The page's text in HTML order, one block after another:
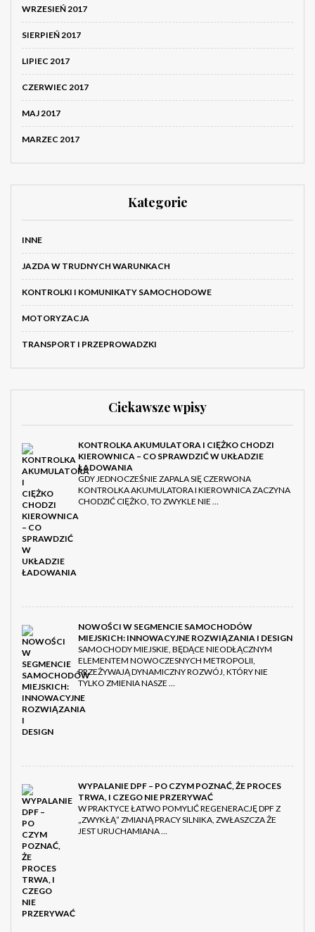
WRZESIEŃ 2017
SIERPIEŃ 2017
LIPIEC 2017
CZERWIEC 2017
MAJ 2017
MARZEC 2017
Kategorie
INNE
JAZDA W TRUDNYCH WARUNKACH
KONTROLKI I KOMUNIKATY SAMOCHODOWE
MOTORYZACJA
TRANSPORT I PRZEPROWADZKI
Ciekawsze wpisy
KONTROLKA AKUMULATORA I CIĘŻKO CHODZI
KIEROWNICA – CO SPRAWDZIĆ W UKŁADZIE
ŁADOWANIA
GDY JEDNOCZEŚNIE ZAPALA SIĘ CZERWONA
KONTROLKA AKUMULATORA I KIEROWNICA ZACZYNA
CHODZIĆ CIĘŻKO, TO ZWYKLE NIE …
NOWOŚCI W SEGMENCIE SAMOCHODÓW
MIEJSKICH: INNOWACYJNE ROZWIĄZANIA I DESIGN
SAMOCHODY MIEJSKIE, BĘDĄCE NIEODŁĄCZNYM
ELEMENTEM NOWOCZESNYCH METROPOLII,
PRZEŻYWAJĄ DYNAMICZNY ROZWÓJ, KTÓRY NIE
TYLKO ZMIENIA NASZE …
WYPALANIE DPF – PO CZYM POZNAĆ, ŻE PROCES
TRWA, I CZEGO NIE PRZERYWAĆ
W PRAKTYCE ŁATWO POMYLIĆ REGENERACJĘ DPF Z
„ZWYKŁĄ” ZMIANĄ PRACY SILNIKA, ZWŁASZCZA ŻE
JEST URUCHAMIANA …